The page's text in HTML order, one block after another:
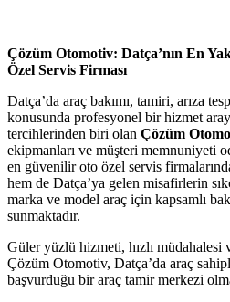
Çözüm Otomotiv: Datça’nın En
Özel Servis Firması
Datça’da araç bakımı, tamiri, arıza
konusunda profesyonel bir hizmet
tercihlerinden biri olan Çözüm
ekipmanları ve müşteri memnuniyeti
en güvenilir oto özel servis
hem de Datça’ya gelen misafirlerin
marka ve model araç için kapsamlı
sunmaktadır.
Güler yüzlü hizmeti, hızlı
Çözüm Otomotiv, Datça’da araç
başvurduğu bir araç tamir merkezi